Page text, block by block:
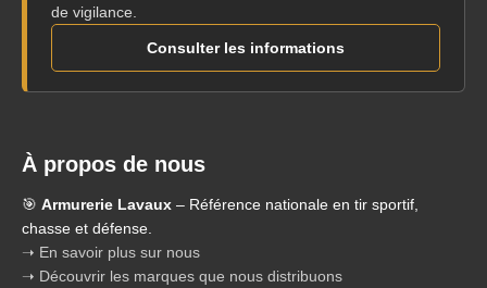
de vigilance.
Consulter les informations
À propos de nous
🎯 Armurerie Lavaux – Référence nationale en tir sportif,
chasse et défense.
➝ En savoir plus sur nous
➝ Découvrir les marques que nous distribuons